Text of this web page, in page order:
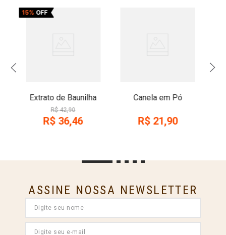
15% OFF
Extrato de Baunilha
R$ 42,90
R$ 36,46
Canela em Pó
R$ 21,90
ASSINE NOSSA NEWSLETTER